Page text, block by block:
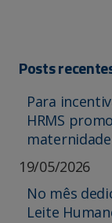
Posts
Para
HRMS
maternidade
19/05/2026
No mês
Leite